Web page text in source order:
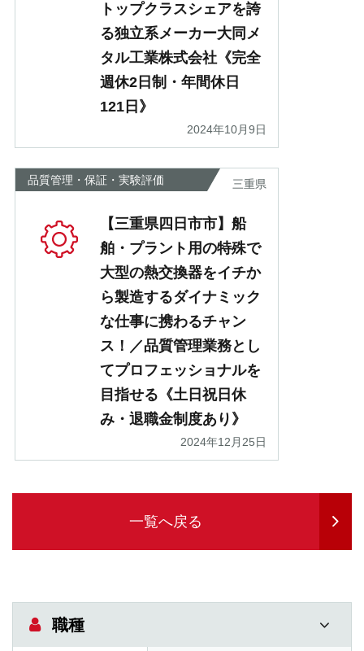
トップクラスシェアを誇
る独立系メーカー大同メ
タル工業株式会社《完全
週休2日制・年間休日
121日》
2024年10月9日
品質管理・保証・実験評価 三重県
【三重県四日市市】船
舶・プラント用の特殊で
大型の熱交換器をイチか
ら製造するダイナミック
な仕事に携わるチャン
ス！／品質管理業務とし
てプロフェッショナルを
目指せる《土日祝日休
み・退職金制度あり》
2024年12月25日
一覧へ戻る
職種